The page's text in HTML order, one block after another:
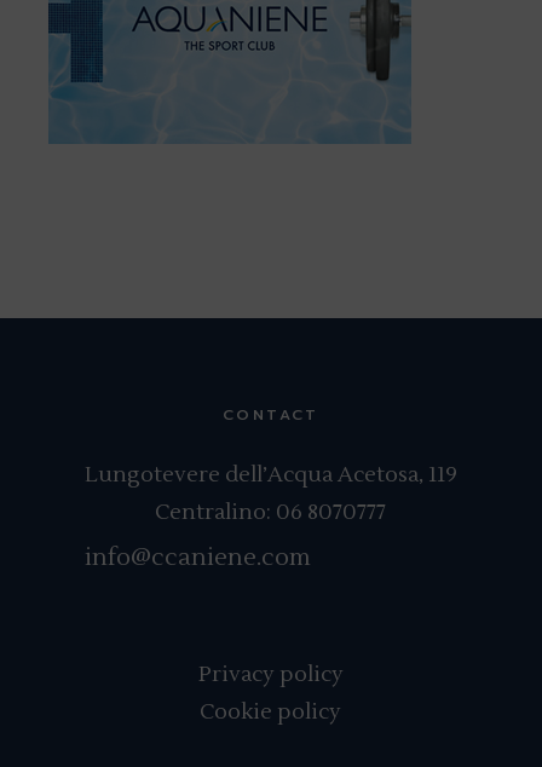
CONTACT
Lungotevere dell’Acqua Acetosa, 119
Centralino: 06 8070777
info@ccaniene.com
Privacy policy
Cookie policy